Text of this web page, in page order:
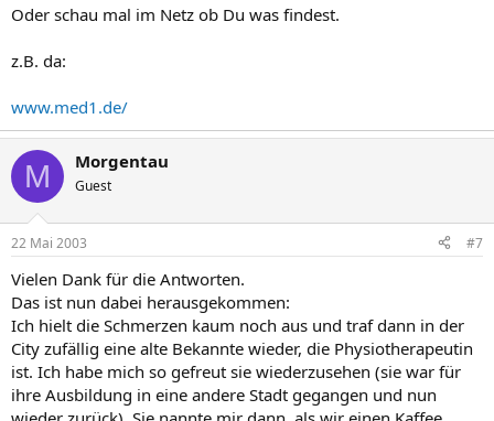
Oder schau mal im Netz ob Du was findest.
z.B. da:
www.med1.de/
M Morgentau
Guest
22 Mai 2003 #7
Vielen Dank für die Antworten.
Das ist nun dabei herausgekommen:
Ich hielt die Schmerzen kaum noch aus und traf dann in der
City zufällig eine alte Bekannte wieder, die Physiotherapeutin
ist. Ich habe mich so gefreut sie wiederzusehen (sie war für
ihre Ausbildung in eine andere Stadt gegangen und nun